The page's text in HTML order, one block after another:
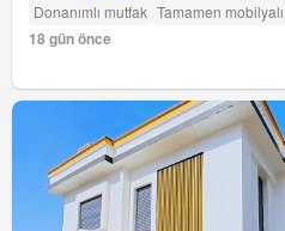
Donanımlı mutfak Tamamen mobilyalı
18 gün önce